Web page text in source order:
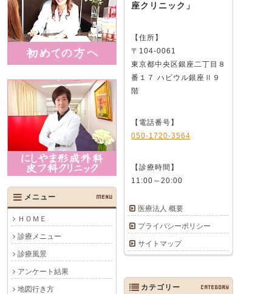
メニュー MENU
ＨＯＭＥ
診療メニュー
診療風景
アンケート結果
地図行き方
座クリニック」
【住所】
〒104-0061
東京都中央区銀座二丁目８
番１７ ハビウル銀座Ⅱ９
階
【電話番号】
050-1720-3564
【診療時間】
11:00～20:00
医療法人 概要
プライバシーポリシー
サイトマップ
カテゴリー CATEGORY